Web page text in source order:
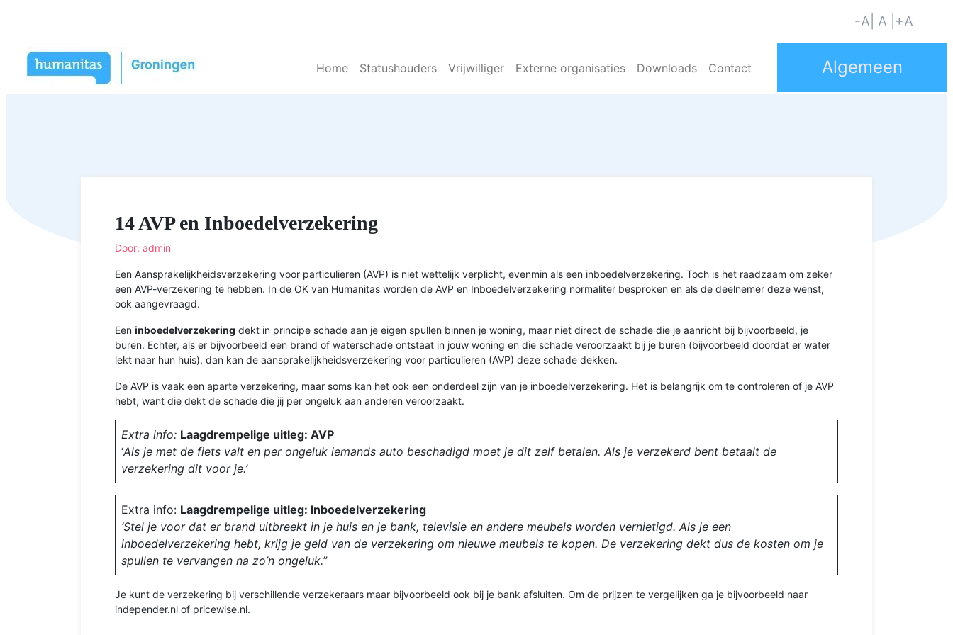
-A | A | +A
Home Statushouders Vrijwilliger Externe organisaties Downloads Contact
14 AVP en Inboedelverzekering
Door: admin
Een Aansprakelijkheidsverzekering voor particulieren (AVP) is niet wettelijk verplicht, evenmin als een inboedelverzekering. Toch is het raadzaam om zeker
een AVP-verzekering te hebben. In de OK van Humanitas worden de AVP en Inboedelverzekering normaliter besproken en als de deelnemer deze wenst,
ook aangevraagd.
Een inboedelverzekering dekt in principe schade aan je eigen spullen binnen je woning, maar niet direct de schade die je aanricht bij bijvoorbeeld, je
buren. Echter, als er bijvoorbeeld een brand of waterschade ontstaat in jouw woning en die schade veroorzaakt bij je buren (bijvoorbeeld doordat er water
lekt naar hun huis), dan kan de aansprakelijkheidsverzekering voor particulieren (AVP) deze schade dekken.
De AVP is vaak een aparte verzekering, maar soms kan het ook een onderdeel zijn van je inboedelverzekering. Het is belangrijk om te controleren of je AVP
hebt, want die dekt de schade die jij per ongeluk aan anderen veroorzaakt.
Extra info: Laagdrempelige uitleg: AVP
‘Als je met de fiets valt en per ongeluk iemands auto beschadigd moet je dit zelf betalen. Als je verzekerd bent betaalt de
verzekering dit voor je.’
Extra info: Laagdrempelige uitleg: Inboedelverzekering
‘Stel je voor dat er brand uitbreekt in je huis en je bank, televisie en andere meubels worden vernietigd. Als je een
inboedelverzekering hebt, krijg je geld van de verzekering om nieuwe meubels te kopen. De verzekering dekt dus de kosten om je
spullen te vervangen na zo’n ongeluk.”
Je kunt de verzekering bij verschillende verzekeraars maar bijvoorbeeld ook bij je bank afsluiten. Om de prijzen te vergelijken ga je bijvoorbeeld naar
independer.nl of pricewise.nl.